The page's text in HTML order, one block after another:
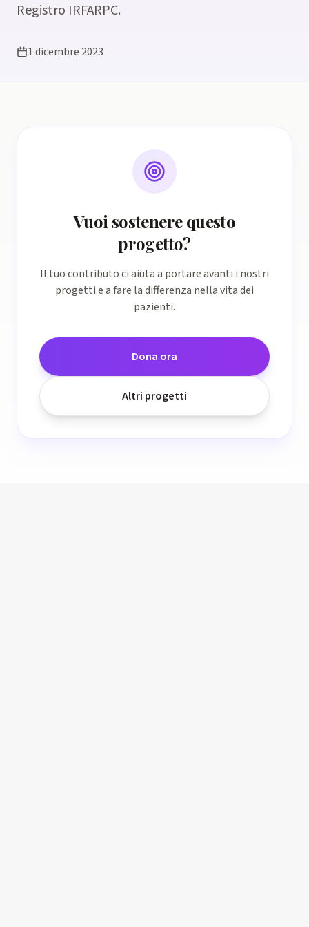
Registro IRFARPC.
1 dicembre 2023
Vuoi sostenere questo
progetto?
Il tuo contributo ci aiuta a portare avanti i nostri
progetti e a fare la differenza nella vita dei
pazienti.
Dona ora
Altri progetti